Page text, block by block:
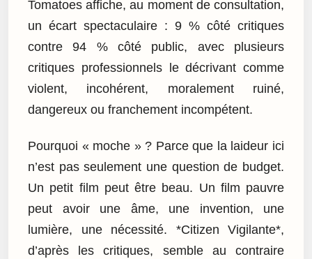
Tomatoes affiche, au moment de consultation,
un écart spectaculaire : 9 % côté critiques
contre 94 % côté public, avec plusieurs
critiques professionnels le décrivant comme
violent, incohérent, moralement ruiné,
dangereux ou franchement incompétent.
Pourquoi « moche » ? Parce que la laideur ici
n’est pas seulement une question de budget.
Un petit film peut être beau. Un film pauvre
peut avoir une âme, une invention, une
lumière, une nécessité. *Citizen Vigilante*,
d’après les critiques, semble au contraire